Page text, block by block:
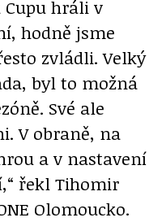
Cupu hráli v
hodně jsme
zvládli. Velký
byl to možná
Své ale
V obraně, na
a v nastavení
řekl Tihomir
Olomoucko.